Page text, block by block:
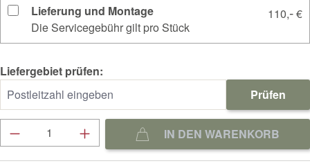
Lieferung und Montage
Die Servicegebühr gilt pro Stück
110,-€
Liefergebiet prüfen:
Prüfen
Produkt Anzahl: Gib den gewünschten Wert
IN DEN WARENKORB